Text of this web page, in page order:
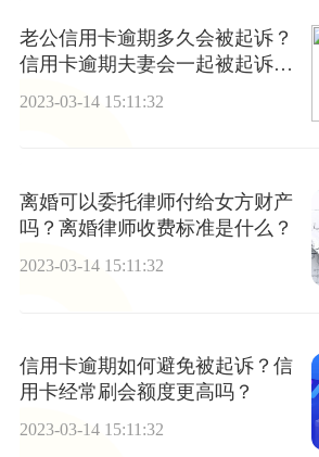
老公信用卡逾期多久会被起诉？
信用卡逾期夫妻会一起被起诉
2023-03-14 15:11:32
离婚可以委托律师付给女方财产
吗？离婚律师收费标准是什么？
2023-03-14 15:11:32
信用卡逾期如何避免被起诉？信
用卡经常刷会额度更高吗？
2023-03-14 15:11:32